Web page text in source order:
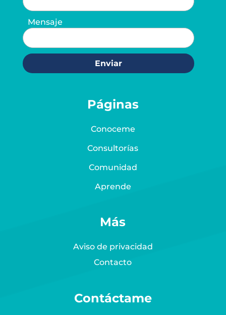
Mensaje
Enviar
Páginas
Conoceme
Consultorías
Comunidad
Aprende
Más
Aviso de privacidad
Contacto
Contáctame